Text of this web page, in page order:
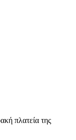
πλατεία της